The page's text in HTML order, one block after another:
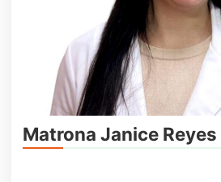
Matrona Janice